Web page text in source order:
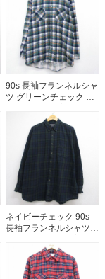
90s 長袖フランネルシャ
ツ グリーンチェック メ
ネイビーチェック 90s
長袖フランネルシャツ